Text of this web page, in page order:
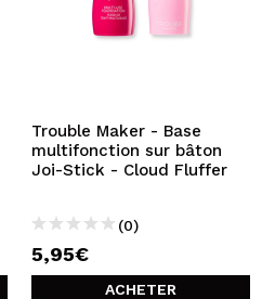
Trouble Maker - Base
multifonction sur bâton
Joi-Stick - Cloud Fluffer
(0)
5,95€
ACHETER